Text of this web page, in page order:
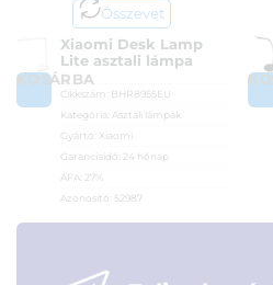
Összevet
KOSÁRBA
Xiaomi Desk Lamp
Lite asztali lámpa
Cikkszám: BHR8955EU
Kategória: Asztali lámpák
Gyártó: Xiaomi
Garanciaidő:
24 hónap
ÁFA:
27%
Azonosító: 52987